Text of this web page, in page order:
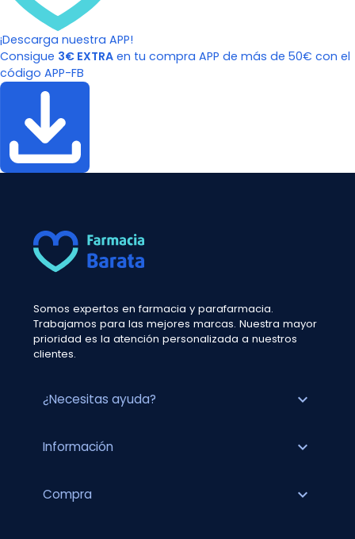
¡Descarga nuestra APP!
Consigue 3€ EXTRA en tu compra APP de más de 50€ con el
código APP-FB
Somos expertos en farmacia y parafarmacia.
Trabajamos para las mejores marcas. Nuestra mayor
prioridad es la atención personalizada a nuestros
clientes.
¿Necesitas ayuda? expand_more
Información expand_more
Compra expand_more